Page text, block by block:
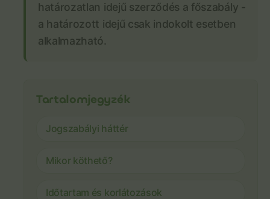
határozatlan idejű szerződés a főszabály -
a határozott idejű csak indokolt esetben
alkalmazható.
Tartalomjegyzék
Jogszabályi háttér
Mikor köthető?
Időtartam és korlátozások